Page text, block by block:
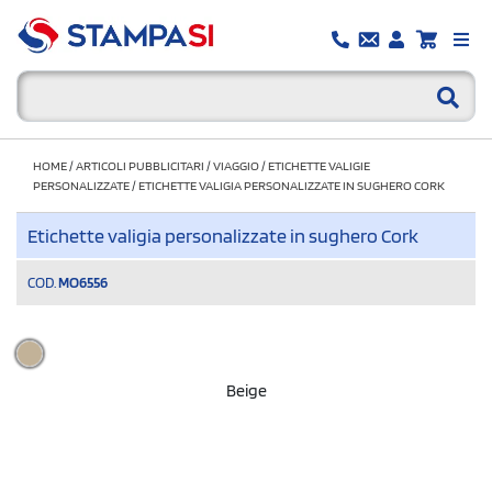
HOME/ARTICOLI PUBBLICITARI /VIAGGIO/ETICHETTE VALIGIE
PERSONALIZZATE/ETICHETTE VALIGIA PERSONALIZZATE IN SUGHERO CORK
Etichette valigia personalizzate in sughero Cork
COD. MO6556
Beige